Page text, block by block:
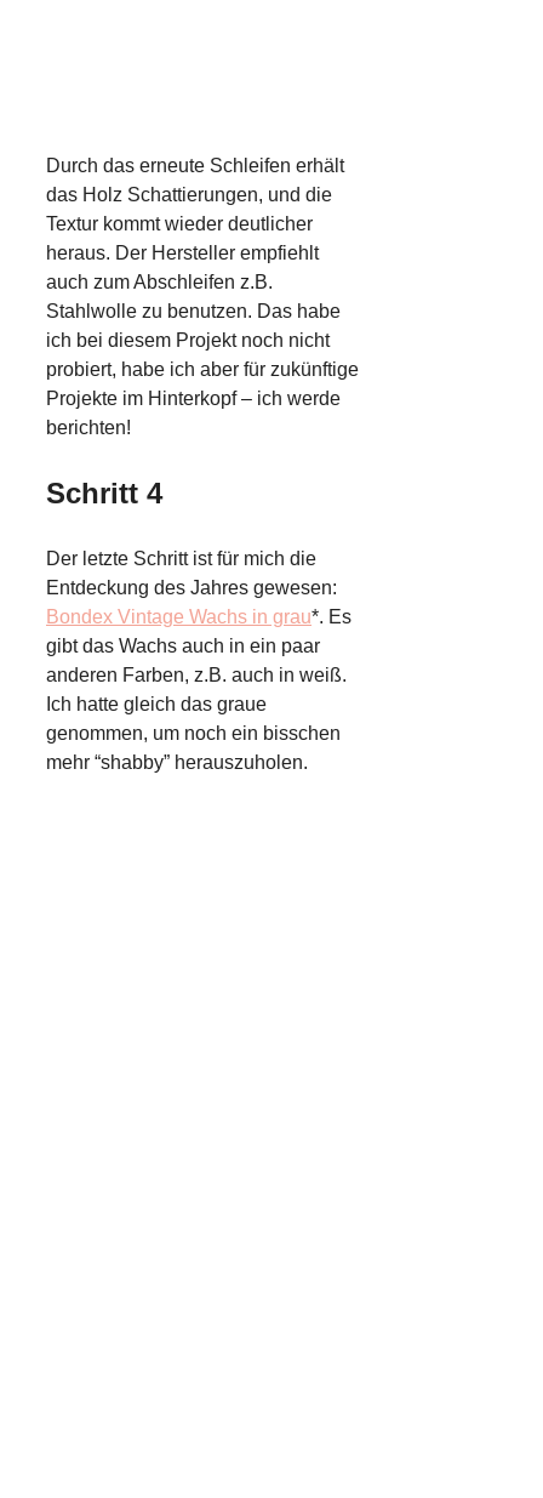
Durch das erneute Schleifen erhält
das Holz Schattierungen, und die
Textur kommt wieder deutlicher
heraus. Der Hersteller empfiehlt
auch zum Abschleifen z.B.
Stahlwolle zu benutzen. Das habe
ich bei diesem Projekt noch nicht
probiert, habe ich aber für zukünftige
Projekte im Hinterkopf – ich werde
berichten!
Schritt 4
Der letzte Schritt ist für mich die
Entdeckung des Jahres gewesen:
Bondex Vintage Wachs in grau*. Es
gibt das Wachs auch in ein paar
anderen Farben, z.B. auch in weiß.
Ich hatte gleich das graue
genommen, um noch ein bisschen
mehr “shabby” herauszuholen.